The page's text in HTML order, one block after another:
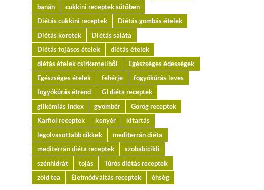
banán
cukkini receptek sütőben
Diétás cukkini receptek
Diétás gombás ételek
Diétás köretek
Diétás saláta
Diétás tojásos ételek
diétás ételek
diétás ételek csirkemellből
Egészséges édességek
Egészséges ételek
fehérje
fogyókúrás leves
fogyókúrás étrend
GI diéta receptek
glikémiás index
gyömbér
Görög receptek
Karfiol receptek
kenyér
kitartás
legolvasottabb cikkek
mediterrán diéta
mediterrán diéta receptek
szobabicikli
szénhidrát
tojás
Túrós diétás receptek
zöld tea
Életmódváltás receptek éhség